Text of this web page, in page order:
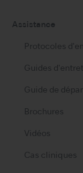
Assistance
Protocoles
Guides
Guide de
Brochures
Vidéos
Cas cliniques